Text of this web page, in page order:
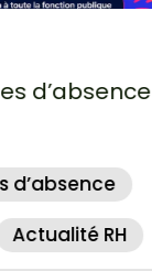
Assurance
Assurance
Rupture